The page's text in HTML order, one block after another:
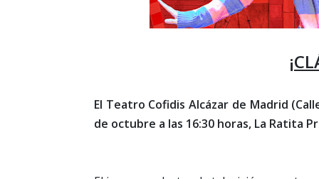
El Teatro Cofidis Alcázar de Madrid
de octubre a las 16:30 horas, La Ratita